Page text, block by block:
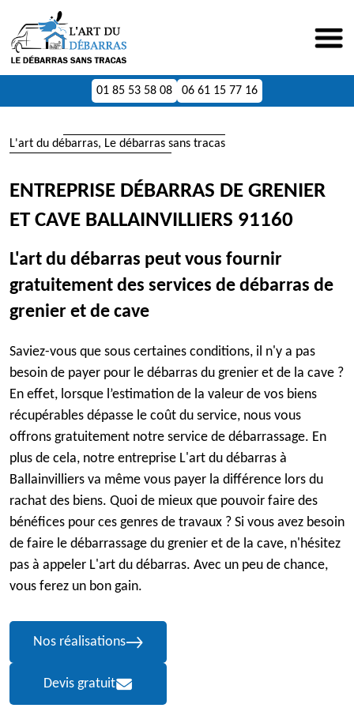
01 85 53 58 08 06 61 15 77 16
L'art du débarras, Le débarras sans tracas
ENTREPRISE DÉBARRAS DE GRENIER
ET CAVE BALLAINVILLIERS 91160
L'art du débarras peut vous fournir
gratuitement des services de débarras de
grenier et de cave
Saviez-vous que sous certaines conditions, il n'y a pas
besoin de payer pour le débarras du grenier et de la cave ?
En effet, lorsque l’estimation de la valeur de vos biens
récupérables dépasse le coût du service, nous vous
offrons gratuitement notre service de débarrassage. En
plus de cela, notre entreprise L'art du débarras à
Ballainvilliers va même vous payer la différence lors du
rachat des biens. Quoi de mieux que pouvoir faire des
bénéfices pour ces genres de travaux ? Si vous avez besoin
de faire le débarrassage du grenier et de la cave, n'hésitez
pas à appeler L'art du débarras. Avec un peu de chance,
vous ferez un bon gain.
Nos réalisations
Devis gratuit